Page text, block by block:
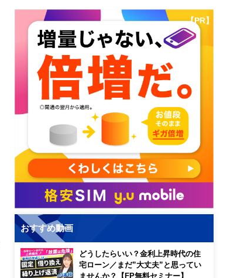
【PR】
おすすめ動画
どうしたらいい？金利上昇時代の住
宅ローン／まだ”大丈夫”と思ってい
ませんか？【FP無料セミナー】